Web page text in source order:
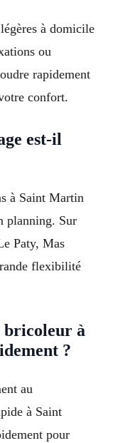
à domicile
ou
rapidement
confort.
est-il
à Saint Martin
planning. Sur
Paty, Mas
flexibilité
bricoleur à
?
au
à Saint
pour